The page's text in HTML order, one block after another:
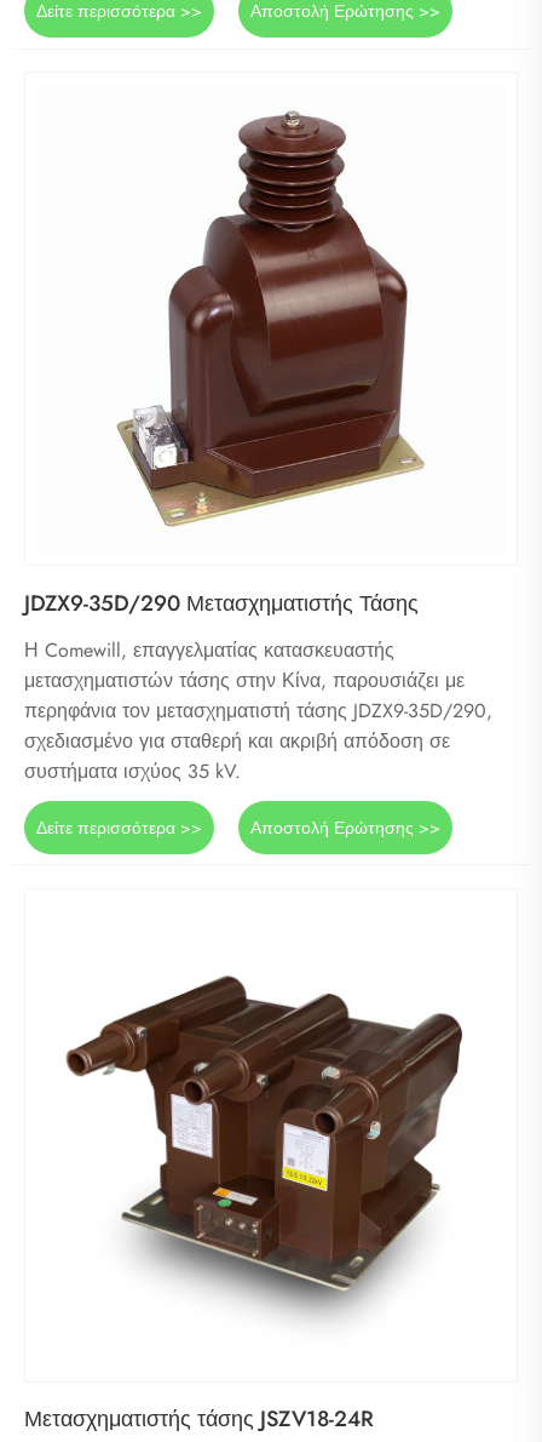
Δείτε περισσότερα >> Αποστολή Ερώτησης >>
JDZX9-35D/290 Μετασχηματιστής Τάσης
Η Comewill, επαγγελματίας κατασκευαστής
μετασχηματιστών τάσης στην Κίνα, παρουσιάζει με
περηφάνια τον μετασχηματιστή τάσης JDZX9-35D/290,
σχεδιασμένο για σταθερή και ακριβή απόδοση σε
συστήματα ισχύος 35 kV.
Δείτε περισσότερα >> Αποστολή Ερώτησης >>
Μετασχηματιστής τάσης JSZV18-24R